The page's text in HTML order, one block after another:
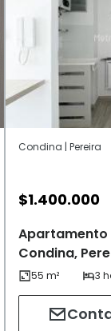
Condina | Pereira
$1.400.000
Apartamento
Condina,